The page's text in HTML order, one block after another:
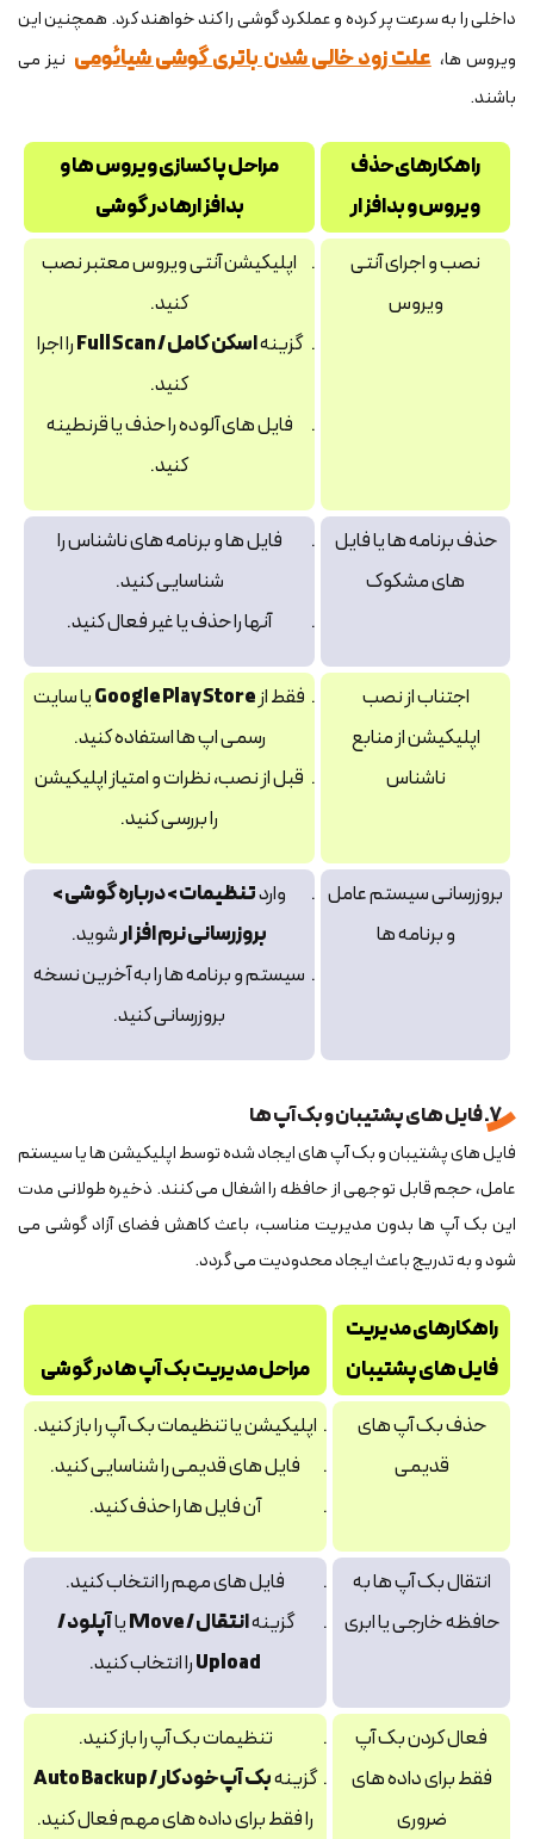
داخلی را به سرعت پر کرده و عملکرد گوشی را کند خواهند کرد. همچنین این
ویروس ها، علت زود خالی شدن باتری گوشی شیائومی نیز می
باشند.
راهکارهای حذف
ویروس و بدافزار
مراحل پاکسازی ویروس ها و
بدافزارها در گوشی
نصب و اجرای آنتی
ویروس
اپلیکیشن آنتی ویروس معتبر نصب
کنید.
گزینهاسکن کامل / Full Scan
را اجرا
کنید.
فایل‌ های آلوده را حذف یا قرنطینه
کنید.
حذف برنامه‌ ها یا فایل‌
های مشکوک
فایل‌ ها و برنامه‌ های ناشناس را
شناسایی کنید.
آنها را حذف یا غیر فعال کنید.
اجتناب از نصب
اپلیکیشن از منابع
ناشناس
فقط ازGoogle Play Storeیا سایت
رسمی اپ‌ ها استفاده کنید.
قبل از نصب، نظرات و امتیاز اپلیکیشن
را بررسی کنید.
بروزرسانی سیستم عامل
و برنامه‌ ها
واردتنظیمات > درباره گوشی >
بروزرسانی نرم‌ افزارشوید.
سیستم و برنامه‌ ها را به آخرین نسخه
بروزرسانی کنید.
7. فایل های پشتیبان و بک آپ ها
فایل های پشتیبان و بک آپ های ایجاد شده توسط اپلیکیشن ها یا سیستم
عامل، حجم قابل توجهی از حافظه را اشغال می کنند. ذخیره طولانی مدت
این بک آپ ها بدون مدیریت مناسب، باعث کاهش فضای آزاد گوشی می
شود و به تدریج باعث ایجاد محدودیت می گردد.
راهکارهای مدیریت
فایل های پشتیبان
مراحل مدیریت بک آپ ها در گوشی
حذف بک‌ آپ‌ های
قدیمی
اپلیکیشن یا تنظیمات بک‌ آپ را باز کنید.
فایل‌ های قدیمی را شناسایی کنید.
آن فایل‌ ها را حذف کنید.
انتقال بک‌ آپ‌ ها به
حافظه خارجی یا ابری
فایل‌ های مهم را انتخاب کنید.
گزینهانتقال / Move یاآپلود /
Uploadرا انتخاب کنید.
فعال کردن بک‌ آپ
فقط برای داده‌ های
ضروری
تنظیمات بک‌ آپ را باز کنید.
گزینهبک‌ آپ خودکار / Auto Backup
را فقط برای داده‌ های مهم فعال کنید.